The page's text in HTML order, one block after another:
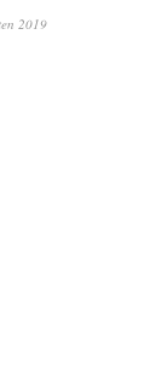
2019